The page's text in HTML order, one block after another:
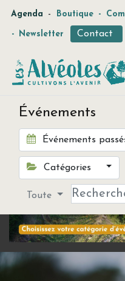
Agenda - Boutique -
- Newsletter Contact
Événements
Événements
Catégories
Toute